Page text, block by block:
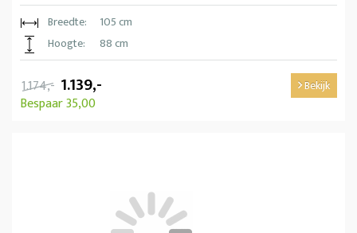
Breedte:
105 cm
Hoogte:
88 cm
1.174,- 1.139,-
Bespaar 35,00
Bekijk